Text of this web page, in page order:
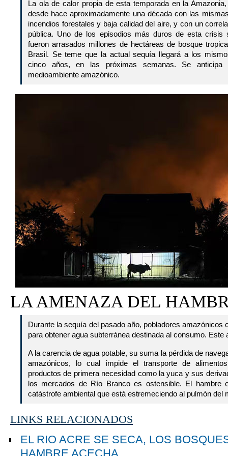
La ola de calor propia de esta temporada en la
desde hace aproximadamente una década con las
incendios forestales y baja calidad del aire, y con un
pública. Uno de los episodios más duros de esta crisis
fueron arrasados millones de hectáreas de bosque
Brasil. Se teme que la actual sequía llegará a los
cinco años, en las próximas semanas. Se
medioambiente amazónico.
LA AMENAZA DEL
Durante la sequía del pasado año, pobladores
para obtener agua subterránea destinada al consumo. Este
A la carencia de agua potable, su suma la pérdida de
amazónicos, lo cual impide el transporte de
productos de primera necesidad como la yuca y sus
los mercados de Río Branco es ostensible. El hambre
catástrofe ambiental que está estremeciendo al pulmón del
LINKS RELACIONADOS
EL RIO ACRE SE SECA, LOS
HAMBRE ACECHA